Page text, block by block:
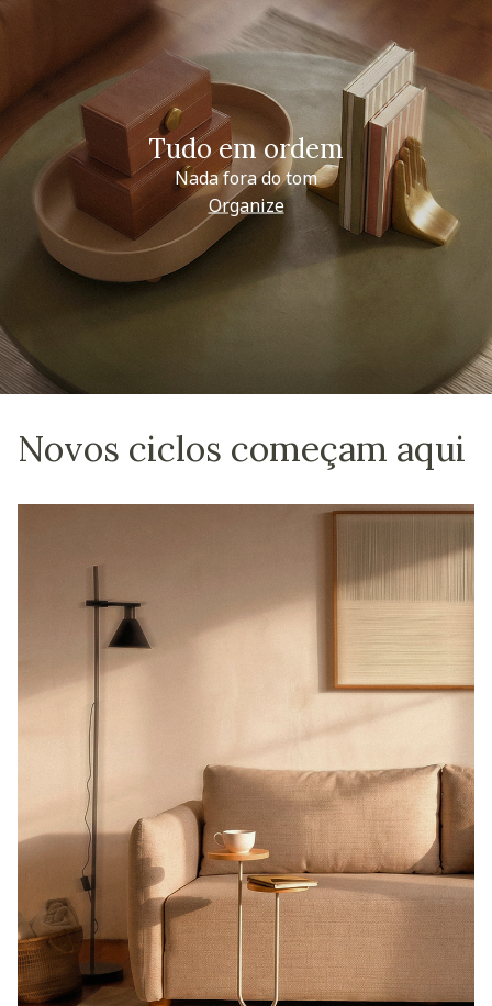
Tudo em ordem
Nada fora do tom
Organize
Novos ciclos começam aqui